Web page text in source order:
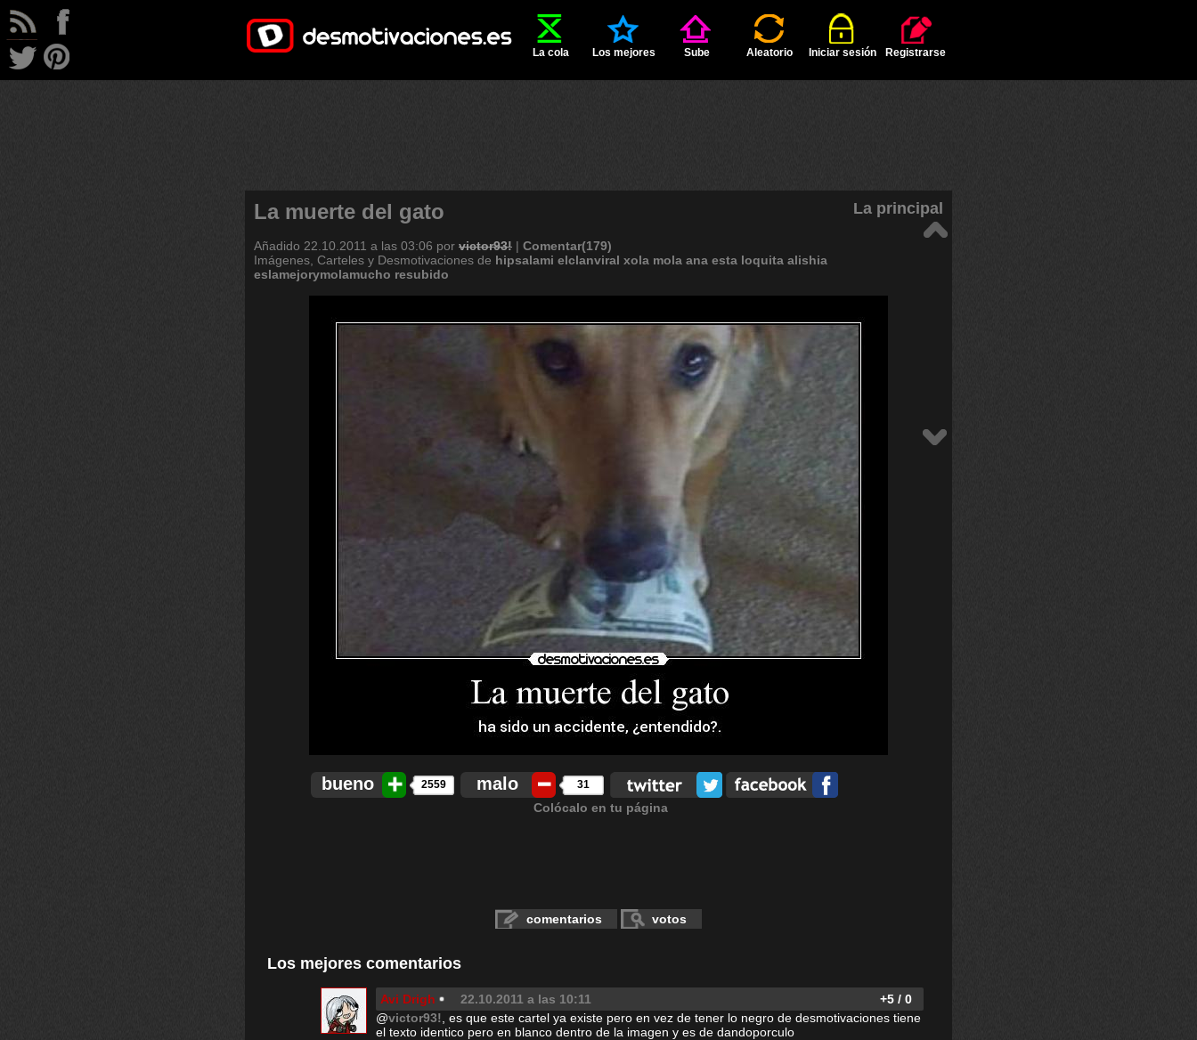
La cola Los mejores Sube Aleatorio Iniciar sesión Registrarse
La muerte del gato La principal
Añadido 22.10.2011 a las 03:06 por victor93! | Comentar(179)
Imágenes, Carteles y Desmotivaciones de hipsalami elclanviral xola mola ana esta loquita alishia
eslamejorymolamucho resubido
bueno 2559 malo 31
Colócalo en tu página
comentarios votos
Los mejores comentarios
Avi Drigh 22.10.2011 a las 10:11
+5 / 0
@victor93! , es que este cartel ya existe pero en vez de tener lo negro de desmotivaciones tiene
el texto identico pero en blanco dentro de la imagen y es de dandoporculo